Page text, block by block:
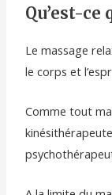
Qu’est-ce
Le massage
le corps et
Comme tout